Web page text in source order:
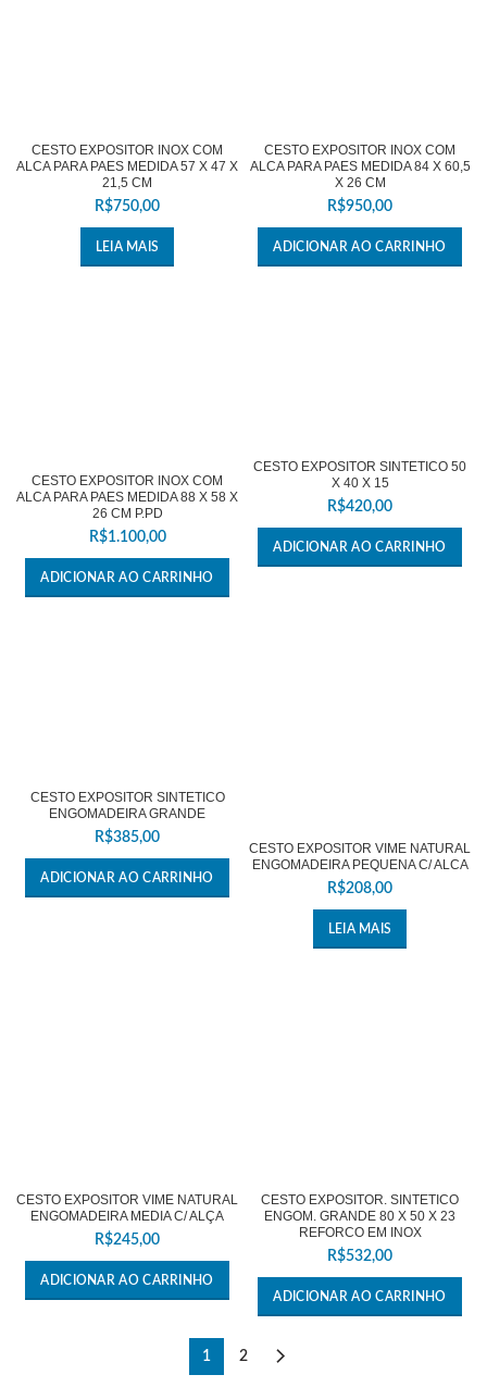
CESTO EXPOSITOR INOX COM
ALCA PARA PAES MEDIDA 57 X 47 X
21,5 CM
R$750,00
LEIA MAIS
CESTO EXPOSITOR INOX COM
ALCA PARA PAES MEDIDA 84 X 60,5
X 26 CM
R$950,00
ADICIONAR AO CARRINHO
CESTO EXPOSITOR INOX COM
ALCA PARA PAES MEDIDA 88 X 58 X
26 CM P.PD
R$1.100,00
ADICIONAR AO CARRINHO
CESTO EXPOSITOR SINTETICO 50
X 40 X 15
R$420,00
ADICIONAR AO CARRINHO
CESTO EXPOSITOR SINTETICO
ENGOMADEIRA GRANDE
R$385,00
ADICIONAR AO CARRINHO
CESTO EXPOSITOR VIME NATURAL
ENGOMADEIRA PEQUENA C/ ALCA
R$208,00
LEIA MAIS
CESTO EXPOSITOR VIME NATURAL
ENGOMADEIRA MEDIA C/ ALÇA
R$245,00
ADICIONAR AO CARRINHO
CESTO EXPOSITOR. SINTETICO
ENGOM. GRANDE 80 X 50 X 23
REFORCO EM INOX
R$532,00
ADICIONAR AO CARRINHO
1 2